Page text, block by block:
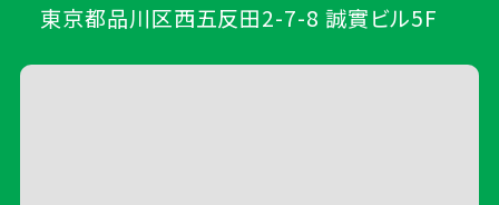
東京都品川区西五反田2-7-8 誠實ビル5F